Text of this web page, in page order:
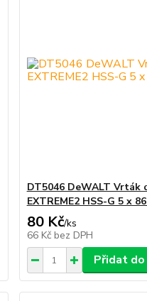
DT5046 DeWALT Vrták
EXTREME2 HSS-G 5 x
80 Kč/ks
66 Kč bez DPH
Přidat do